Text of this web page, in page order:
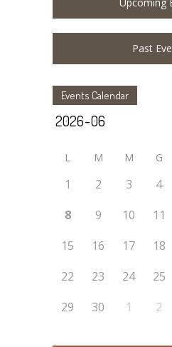
Past
Events Calendar
L M M G
1 2 3 4
8
9 10 11
15
16 17 18
22
23 24 25
29
30 1 2